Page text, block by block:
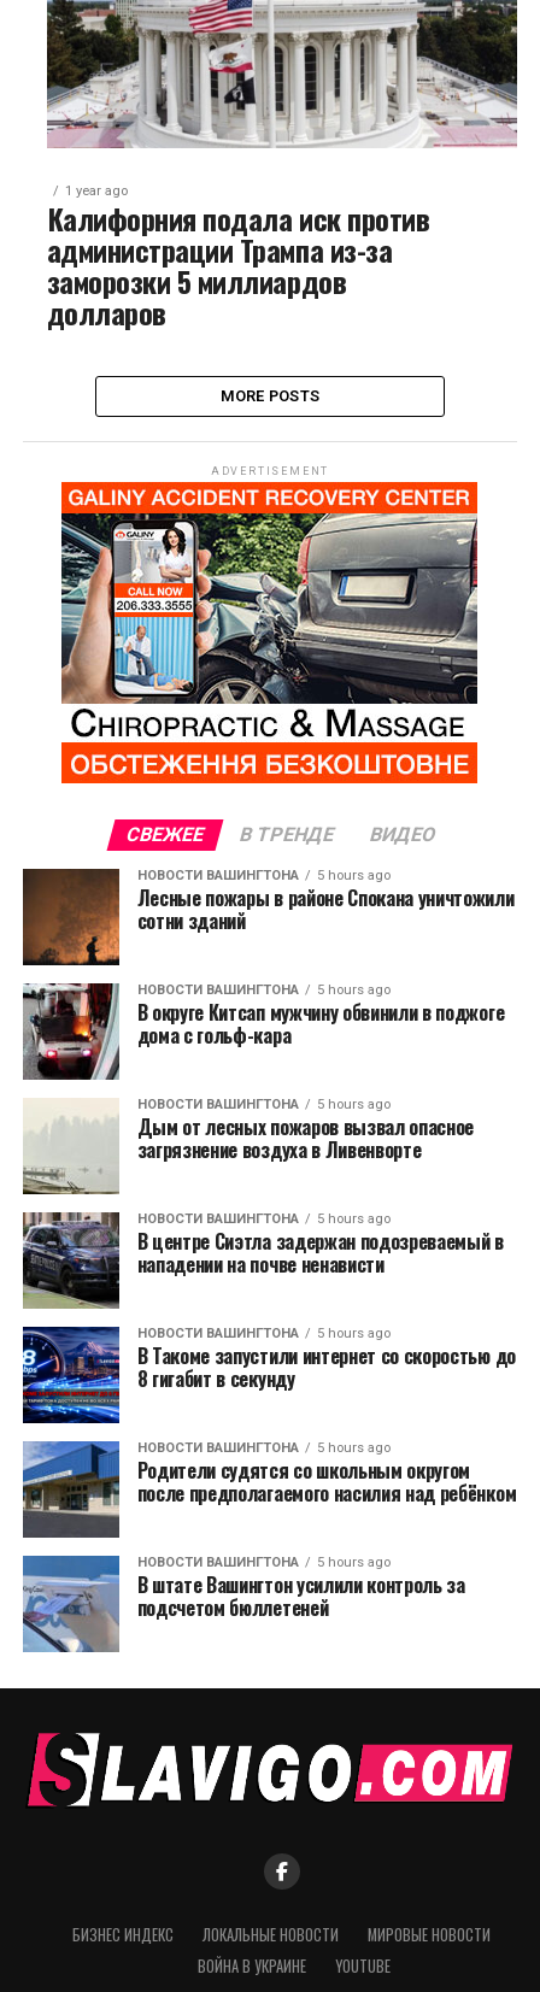
1 year ago
Калифорния подала иск против
администрации Трампа из-за
заморозки 5 миллиардов
долларов
MORE POSTS
ADVERTISEMENT
СВЕЖЕЕ В ТРЕНДЕ ВИДЕО
НОВОСТИ ВАШИНГТОНА 5 hours ago
Лесные пожары в районе Спокана уничтожили
сотни зданий
НОВОСТИ ВАШИНГТОНА 5 hours ago
В округе Китсап мужчину обвинили в поджоге
дома с гольф-кара
НОВОСТИ ВАШИНГТОНА 5 hours ago
Дым от лесных пожаров вызвал опасное
загрязнение воздуха в Ливенворте
НОВОСТИ ВАШИНГТОНА 5 hours ago
В центре Сиэтла задержан подозреваемый в
нападении на почве ненависти
НОВОСТИ ВАШИНГТОНА 5 hours ago
В Такоме запустили интернет со скоростью до
8 гигабит в секунду
НОВОСТИ ВАШИНГТОНА 5 hours ago
Родители судятся со школьным округом
после предполагаемого насилия над ребёнком
НОВОСТИ ВАШИНГТОНА 5 hours ago
В штате Вашингтон усилили контроль за
подсчетом бюллетеней
БИЗНЕС ИНДЕКС ЛОКАЛЬНЫЕ НОВОСТИ
МИРОВЫЕ НОВОСТИ
ВОЙНА В УКРАИНЕ
YOUTUBE